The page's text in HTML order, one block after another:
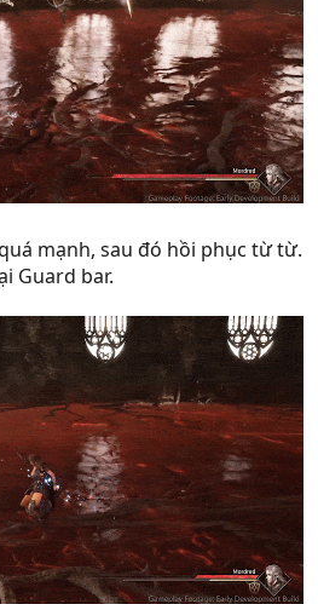
mạnh, sau đó hồi phục từ từ.
Guard bar.